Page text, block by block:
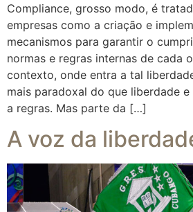
Compliance, grosso modo, é
empresas como a criação e
mecanismos para garantir o
normas e regras internas de cada
contexto, onde entra a tal
mais paradoxal do que liberdade
a regras. Mas parte da […]
A voz da